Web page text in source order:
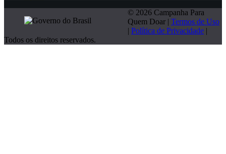
© 2026 Campanha Para
Quem Doar | Termos de Uso
| Política de Privacidade |
Todos os direitos reservados.